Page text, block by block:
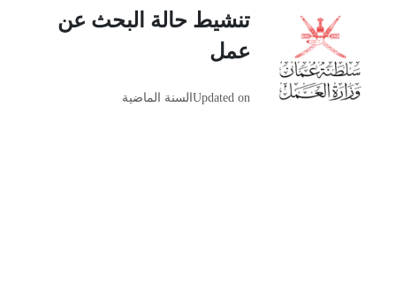
تنشيط حالة البحث عن
عمل
Updated on السنة الماضية